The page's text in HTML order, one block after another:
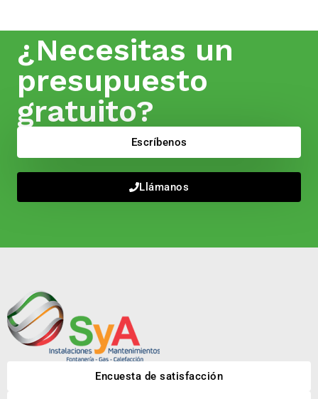
¿Necesitas un
presupuesto
gratuito?
Escríbenos
Llámanos
Encuesta de satisfacción